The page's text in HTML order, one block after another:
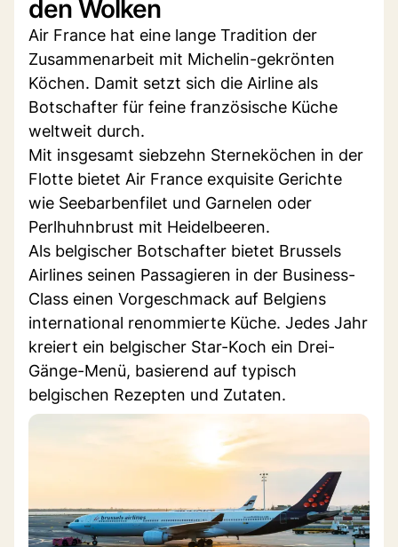
den Wolken
Air France hat eine lange Tradition der
Zusammenarbeit mit Michelin-gekrönten
Köchen. Damit setzt sich die Airline als
Botschafter für feine französische Küche
weltweit durch.
Mit insgesamt siebzehn Sterneköchen in der
Flotte bietet Air France exquisite Gerichte
wie Seebarbenfilet und Garnelen oder
Perlhuhnbrust mit Heidelbeeren.
Als belgischer Botschafter bietet Brussels
Airlines seinen Passagieren in der Business-
Class einen Vorgeschmack auf Belgiens
international renommierte Küche. Jedes Jahr
kreiert ein belgischer Star-Koch ein Drei-
Gänge-Menü, basierend auf typisch
belgischen Rezepten und Zutaten.